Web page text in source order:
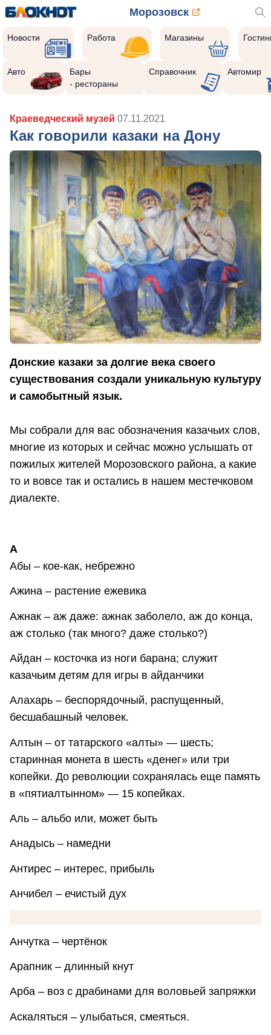
Морозовск
Новости Работа Магазины
Авто
Бары
- рестораны
Справочник Автомир
Краеведческий музей 07.11.2021
Как говорили казаки на Дону
Донские казаки за долгие века своего
существования создали уникальную культуру
и самобытный язык.
Мы собрали для вас обозначения казачьих слов,
многие из которых и сейчас можно услышать от
пожилых жителей Морозовского района, а какие
то и вовсе так и остались в нашем местечковом
диалекте.
А
Абы – кое-как, небрежно
Ажина – растение ежевика
Ажнак – аж даже: ажнак заболело, аж до конца,
аж столько (так много? даже столько?)
Айдан – косточка из ноги барана; служит
казачьим детям для игры в айданчики
Алахарь – беспорядочный, распущенный,
бесшабашный человек.
Алтын – от татарского «алты» — шесть;
старинная монета в шесть «денег» или три
копейки. До революции сохранялась еще память
в «пятиалтынном» — 15 копейках.
Аль – альбо или, может быть
Анадысь – намедни
Антирес – интерес, прибыль
Анчибел – ечистый дух
Анчутка – чертёнок
Арапник – длинный кнут
Арба – воз с драбинами для воловьей запряжки
Аскаляться – улыбаться, смеяться.